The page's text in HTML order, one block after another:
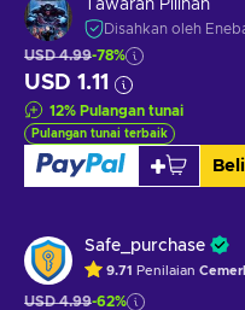
Tawaran Pilihan
Disahkan oleh
USD 4.99-78%
USD 1.11
12% Pulangan tunai
Pulangan tunai terbaik
Safe_purchase
9.71 Penilaian
USD 4.99-62%